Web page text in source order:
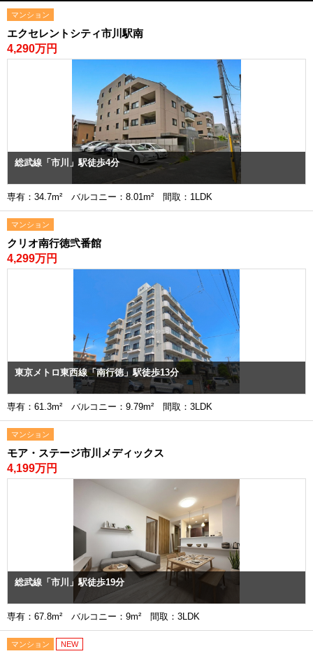
マンション
エクセレントシティ市川駅南
4,290万円
総武線「市川」駅徒歩4分
専有：34.7m² バルコニー：8.01m² 間取：1LDK
マンション
クリオ南行徳弐番館
4,299万円
東京メトロ東西線「南行徳」駅徒歩13分
専有：61.3m² バルコニー：9.79m² 間取：3LDK
マンション
モア・ステージ市川メディックス
4,199万円
総武線「市川」駅徒歩19分
専有：67.8m² バルコニー：9m² 間取：3LDK
マンション NEW